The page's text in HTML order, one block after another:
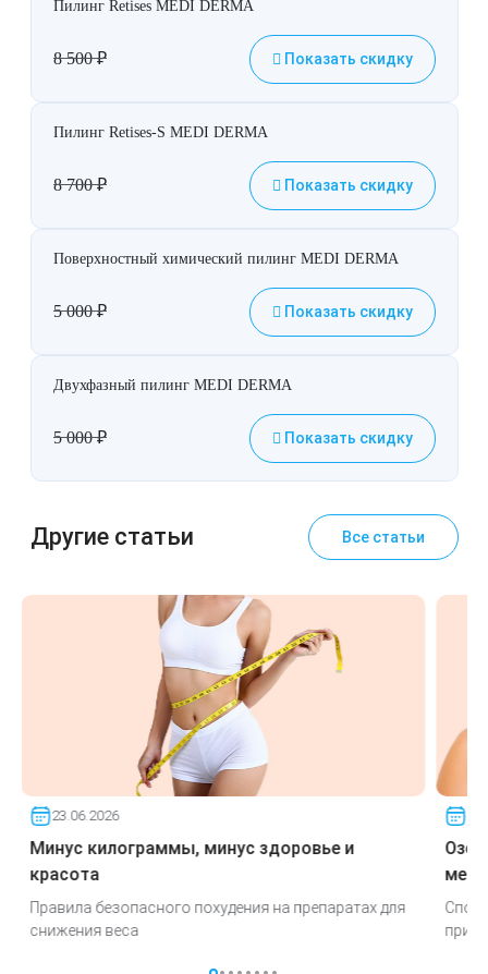
Пилинг Retises MEDI DERMA
8 500₽ Показать скидку
Пилинг Retises-S MEDI DERMA
8 700₽ Показать скидку
Поверхностный химический пилинг MEDI DERMA
5 000₽ Показать скидку
Двухфазный пилинг MEDI DERMA
5 000₽ Показать скидку
Другие статьи Все статьи
23.06.2026
Минус килограммы, минус здоровье и
красота
Правила безопасного похудения на препаратах для
снижения веса
при